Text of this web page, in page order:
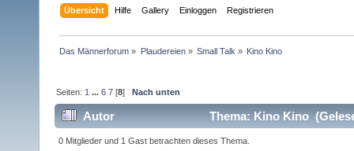
Übersicht Hilfe Gallery Einloggen Registrieren
Das Männerforum » Plaudereien» Small Talk » Kino Kino
Seiten: 1 ...6 7 [8]Nach unten
Autor Thema: Kino Kino
0 Mitglieder und 1 Gast betrachten dieses Thema.